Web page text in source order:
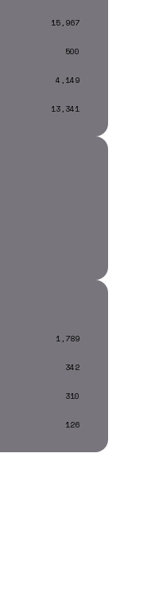
15,967
500
4,149
13,341
1,789
342
310
126